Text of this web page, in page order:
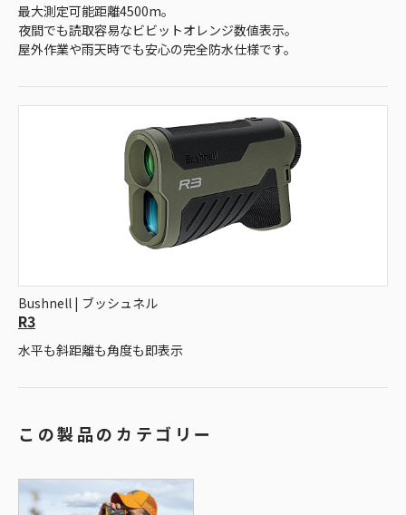
最大測定可能距離4500m。
夜間でも読取容易なビビットオレンジ数値表示。
屋外作業や雨天時でも安心の完全防水仕様です。
Bushnell | ブッシュネル
R3
水平も斜距離も角度も即表示
この製品のカテゴリー